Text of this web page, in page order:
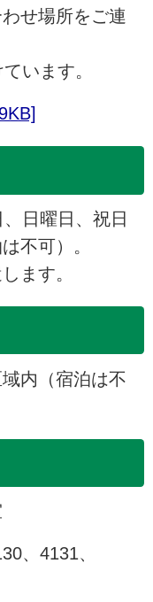
せ場所をご連
います。
日曜日、祝日
不可）。
ます。
内（宿泊は不
、4131、